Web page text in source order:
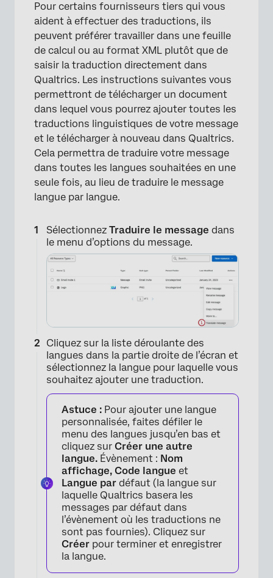
Pour certains fournisseurs tiers qui vous
aident à effectuer des traductions, ils
peuvent préférer travailler dans une feuille
de calcul ou au format XML plutôt que de
saisir la traduction directement dans
Qualtrics. Les instructions suivantes vous
permettront de télécharger un document
dans lequel vous pourrez ajouter toutes les
traductions linguistiques de votre message
et le télécharger à nouveau dans Qualtrics.
Cela permettra de traduire votre message
dans toutes les langues souhaitées en une
seule fois, au lieu de traduire le message
langue par langue.
Sélectionnez Traduire le message dans
le menu d’options du message.
Cliquez sur la liste déroulante des
langues dans la partie droite de l’écran et
sélectionnez la langue pour laquelle vous
souhaitez ajouter une traduction.
Astuce : Pour ajouter une langue
personnalisée, faites défiler le
menu des langues jusqu’en bas et
cliquez sur Créer une autre
langue. Évènement : Nom
affichage, Code langue et
Langue par défaut (la langue sur
laquelle Qualtrics basera les
messages par défaut dans
l’évènement où les traductions ne
sont pas fournies). Cliquez sur
Créer pour terminer et enregistrer
la langue.